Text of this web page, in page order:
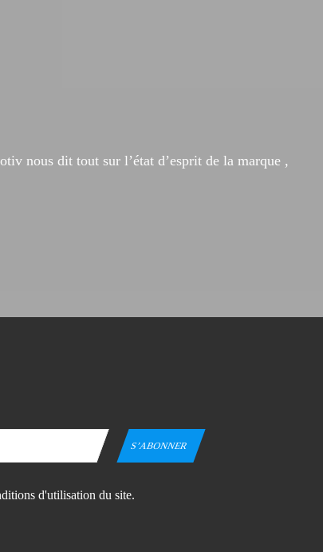
nous dit tout sur l’état d’esprit de la marque ,
d'utilisation du site.